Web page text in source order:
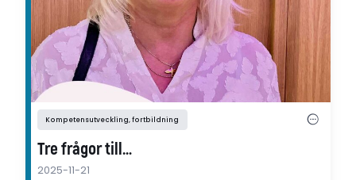
Kompetensutveckling, fortbildning
Tre frågor till…
2025-11-21